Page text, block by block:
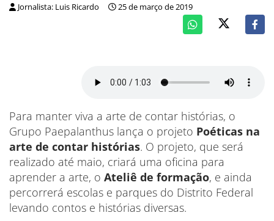
Jornalista: Luis Ricardo 25 de março de 2019
Para manter viva a arte de contar histórias, o
Grupo Paepalanthus lança o projeto Poéticas na
arte de contar histórias. O projeto, que será
realizado até maio, criará uma oficina para
aprender a arte, o Ateliê de formação, e ainda
percorrerá escolas e parques do Distrito Federal
levando contos e histórias diversas.